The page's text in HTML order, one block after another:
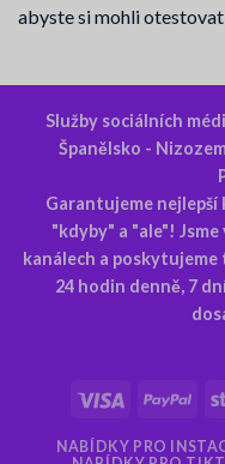
abyste si mohli
Služby sociálních
Španělsko -
Garantujeme nejlepší
"kdyby" a "ale"!
kanálech a poskytujeme
24 hodin denně, 7
Visa
NABÍDKY PRO